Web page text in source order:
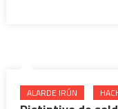
ALARDE IRÚN